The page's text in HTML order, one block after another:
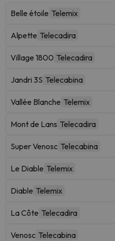
Belle étoile Telemix
Alpette Telecadira
Village 1800 Telecadira
Jandri 3S Telecabina
Vallée Blanche Telemix
Mont de Lans Telecadira
Super Venosc Telecabina
Le Diable Telemix
Diable Telemix
La Côte Telecadira
Venosc Telecabina